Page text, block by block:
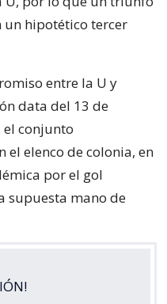
un hipotético tercer
entre la U y
data del 13 de
el conjunto
elenco de colonia, en
por el gol
supuesta mano de